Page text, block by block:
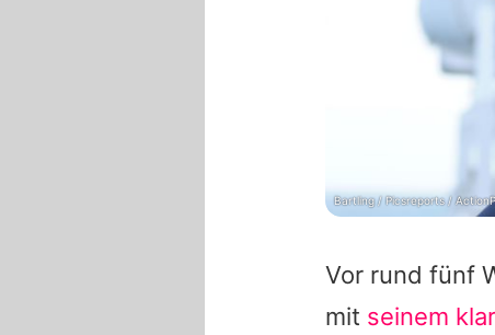
Vor rund fünf
mit seinem
Bartling / Picsreports /